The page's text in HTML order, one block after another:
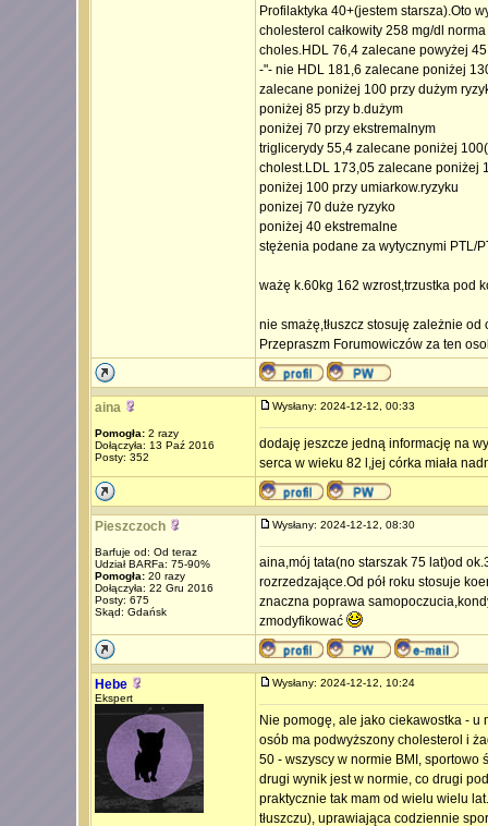
Profilaktyka 40+(jestem starsza).Oto
cholesterol całkowity 258 mg/dl
choles.HDL 76,4 zalecane powyżej 45
-"- nie HDL 181,6 zalecane poniżej
zalecane poniżej 100 przy dużym
poniżej 85 przy b.dużym
poniżej 70 przy ekstremalnym
triglicerydy 55,4 zalecane poniżej
cholest.LDL 173,05 zalecane poniżej
poniżej 100 przy umiarkow.ryzyku
ponizej 70 duże ryzyko
poniżej 40 ekstremalne
stężenia podane za wytycznymi PTL/
ważę k.60kg 162 wzrost,trzustka pod
nie smażę,tłuszcz stosuję zależnie
Przepraszm Forumowiczów za ten
aina
Pomogła:2 razy
Dołączyła: 13 Paź 2016
Posty: 352
Wysłany: 2024-12-12, 00:33
dodaję jeszcze jedną informację na
serca w wieku 82 l,jej córka miała
Pieszczoch
Barfuje od: Od teraz
Udział BARFa: 75-90%
Pomogła:20 razy
Dołączyła: 22 Gru 2016
Posty: 675
Skąd: Gdańsk
Wysłany: 2024-12-12, 08:30
aina,mój tata(no starszak 75 lat)od
rozrzedzające.Od pół roku stosuje
znaczna poprawa
zmodyfikować
Hebe
Ekspert
Wysłany: 2024-12-12, 10:24
Nie pomogę, ale jako ciekawostka - u
osób ma podwyższony cholesterol i
50 - wszyscy w normie BMI,
drugi wynik jest w normie, co drugi
praktycznie tak mam od wielu wielu
tłuszczu), uprawiająca codziennie